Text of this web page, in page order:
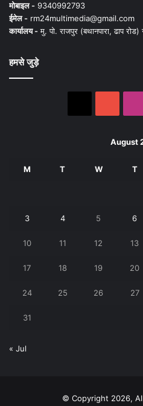
मोबाइल - 9340992793
ईमेल - rm24multimedia@gmail.com
कार्यालय -मु. पो. राजपुर (बथानपारा, ढाप
हमसे जुड़े
August
M T W T
3 4 5 6
10 11 12 13
17 18 19 20
24 25 26 27
31
« Jul
© Copyright 2026,